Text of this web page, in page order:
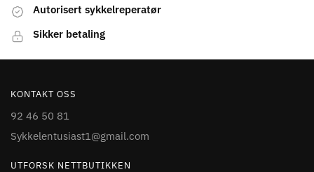
Autorisert sykkelreperatør
Sikker betaling
KONTAKT OSS
92 46 50 81
Sykkelentusiast1@gmail.com
UTFORSK NETTBUTIKKEN